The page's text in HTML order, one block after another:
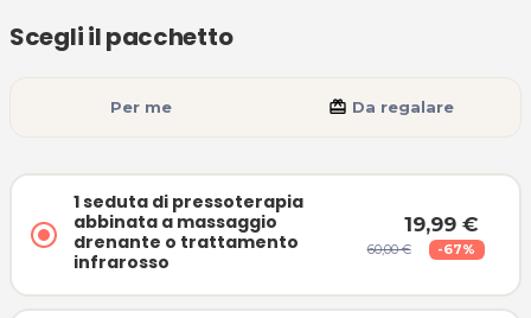
1 seduta di pressoterapia
abbinata a massaggio
drenante o trattamento
infrarosso
19,99 €
60,00 € -67%
Scegli il pacchetto
Per me card_giftcard Da regalare